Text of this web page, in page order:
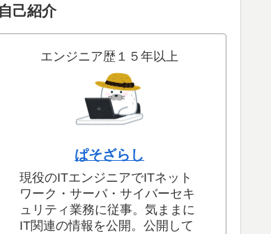
自己紹介
エンジニア歴１５年以上
ぱそざらし
現役のITエンジニアでITネット
ワーク・サーバ・サイバーセキ
ュリティ業務に従事。気ままに
IT関連の情報を公開。公開して